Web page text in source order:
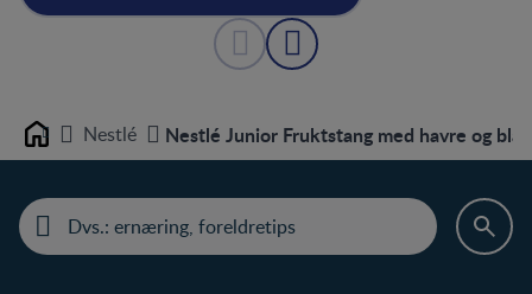
Home Nestlé Nestlé Junior Fruktstang med havre og